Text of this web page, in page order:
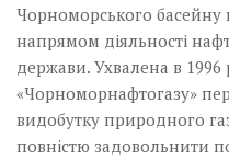
Чорноморського басейну
напрямом діяльності
держави. Ухвалена в 1996
«Чорноморнафтогазу»
видобутку природного
повністю задовольнити